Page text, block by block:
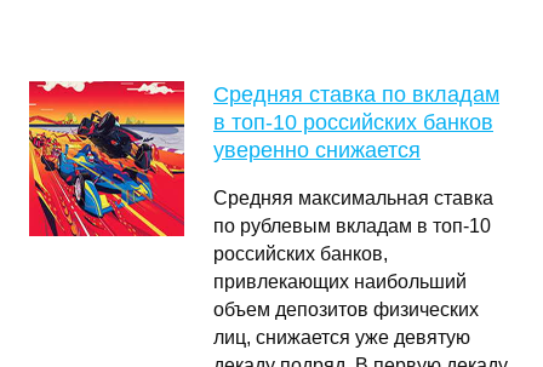
Средняя ставка по вкладам
в топ-10 российских банков
уверенно снижается
Средняя максимальная ставка
по рублевым вкладам в топ-10
российских банков,
привлекающих наибольший
объем депозитов физических
лиц, снижается уже девятую